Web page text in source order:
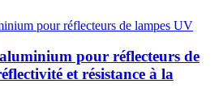
pour réflecteurs de
et résistance à la